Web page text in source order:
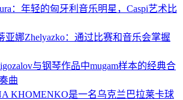
：年轻的匈牙利音乐明星，Caspi艺术比
亚娜Zhelyazko：通过比赛和音乐会掌握
与钢琴作品中mugam样本的经典合
曲
KHOMENKO是一名乌克兰巴拉莱卡球